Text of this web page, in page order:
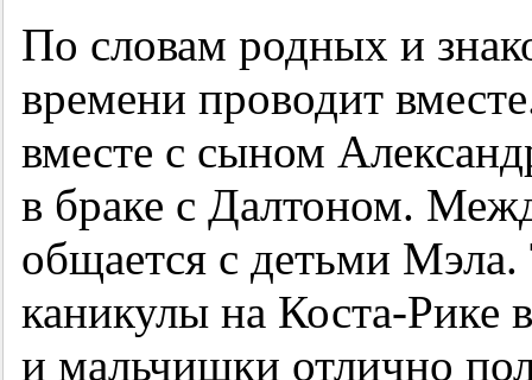
По словам родных и
времени проводит
вместе с сыном
в браке с Далтоном.
общается с детьми
каникулы на Коста-Рике
и мальчишки отлично